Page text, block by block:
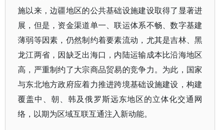
施以来，边疆地区的公共基础设施建设取得了显著进
展，但是，资金渠道单一、联运体系不畅、数字基建
薄弱等因素，仍然制约着要素流动，尤其是吉林、黑
龙江两省，因缺乏出海口，内陆运输成本比沿海地区
高，严重制约了大宗商品贸易的竞争力。为此，国家
与东北地方政府应着力推进跨境基础设施建设，构建
覆盖中、朝、韩及俄罗斯远东地区的立体化交通网
络，以期为区域互联互通注入新动能。